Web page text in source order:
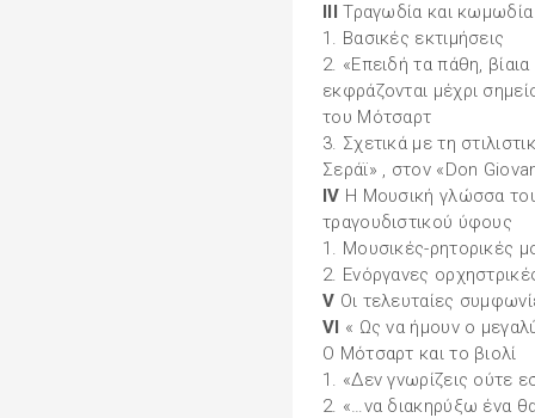
III Τραγωδία και
1. Βασικές εκτιμήσεις
2. «Επειδή τα πάθη,
εκφράζονται μέχρι
του Μότσαρτ
3. Σχετικά με τη
Σεράϊ» , στον «Don
IV Η Μουσική γλώσσα
τραγουδιστικού ύφους
1. Μουσικές-ρητορικές
2. Ενόργανες
V Οι τελευταίες
VI « Ως να ήμουν ο
Ο Μότσαρτ και το βιολί
1. «Δεν γνωρίζεις ούτε
2. «…να διακηρύξω ένα